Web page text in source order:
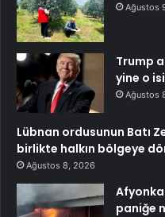
Ağustos
Trump
yine o
Ağustos
Lübnan ordusunun Batı
birlikte halkın bölgeye
Ağustos 8, 2026
paniğe